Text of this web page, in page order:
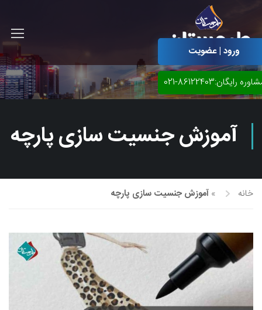
آموزش مجازی گرافیک
آموزش مجازی طراحی داخلی
نقاشی پاستل
نقاشی رنگ روغن
نقاشی آبرنگ
خوشنویسی نستعلیق
خوشنویسی با خودکار
ورود | عضویت
رایگان:86122403-021
آموزش جنسیت سازی پارچه
خانه » آموزش جنسیت سازی پارچه